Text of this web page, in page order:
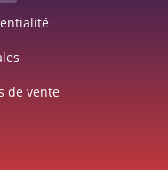
de vente